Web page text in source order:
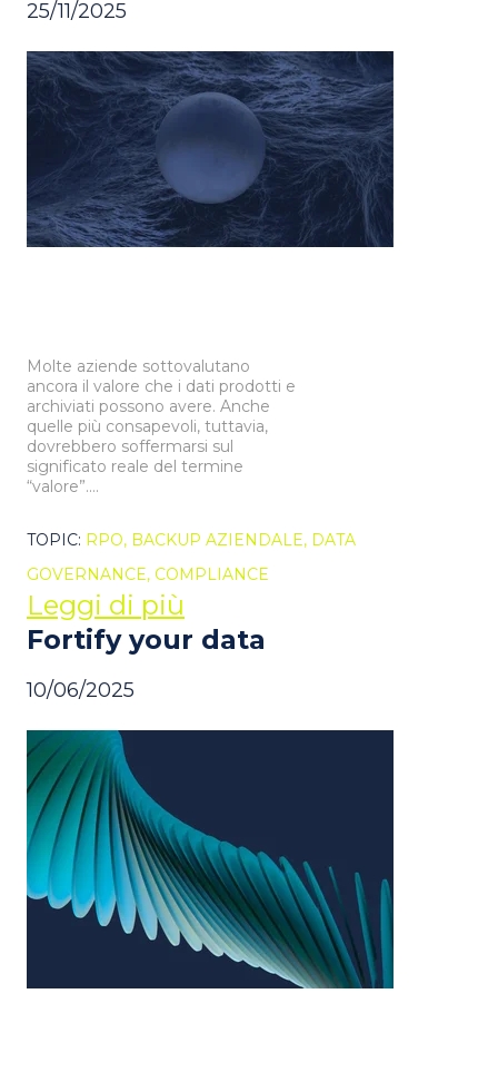
25/11/2025
Molte aziende sottovalutano
ancora il valore che i dati prodotti e
archiviati possono avere. Anche
quelle più consapevoli, tuttavia,
dovrebbero soffermarsi sul
significato reale del termine
“valore”....
TOPIC: RPO, BACKUP AZIENDALE, DATA
GOVERNANCE, COMPLIANCE
Leggi di più
Fortify your data
10/06/2025